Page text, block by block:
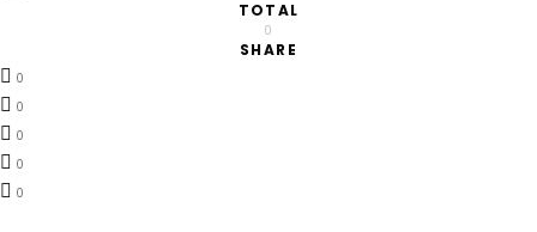
TOTAL
0
SHARE
0
0
0
0
0